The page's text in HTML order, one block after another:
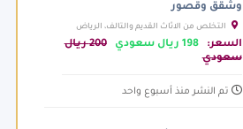
وشقق وقصور
التخلص من الاثاث القديم والتالف، الرياض
السعودية
السعر: 198 ريال سعودي
200 ريال
سعودي
تم النشر منذ أسبوع واحد